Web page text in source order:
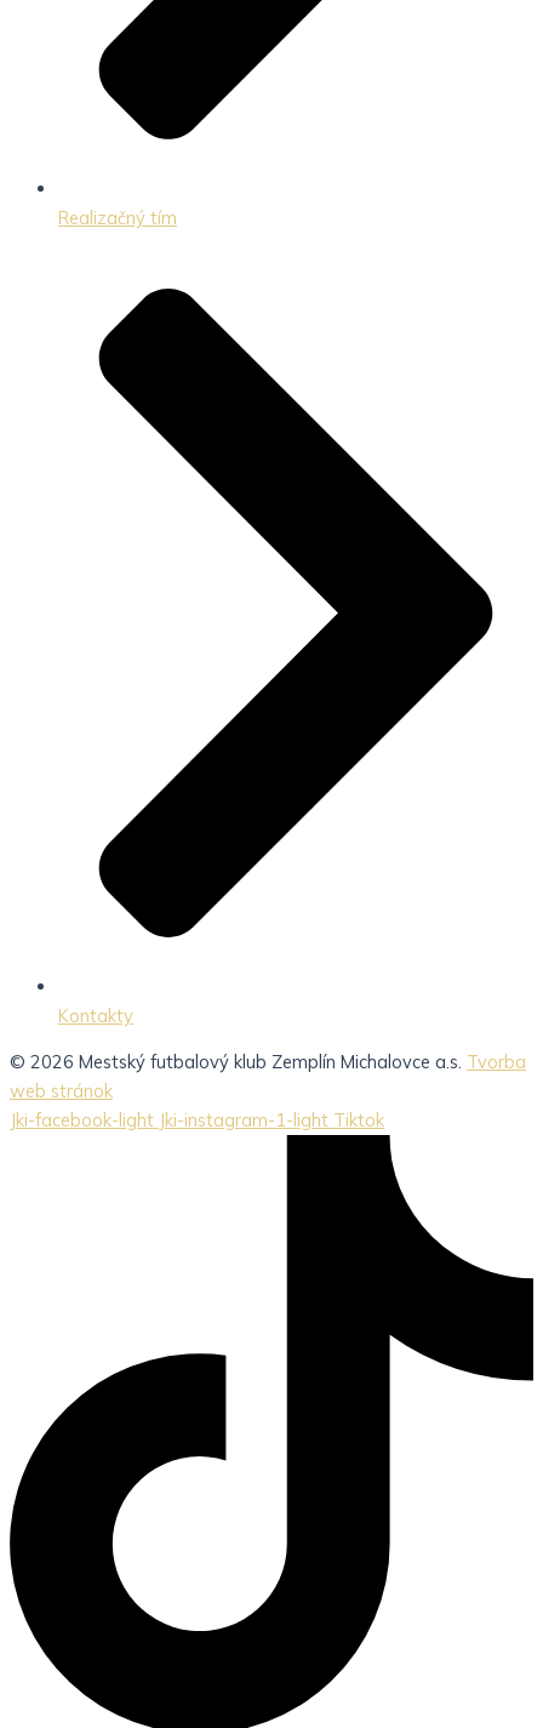
Realizačný tím
Kontakty
© 2026 Mestský futbalový klub Zemplín Michalovce a.s. Tvorba
web stránok
Jki-facebook-light Jki-instagram-1-light Tiktok